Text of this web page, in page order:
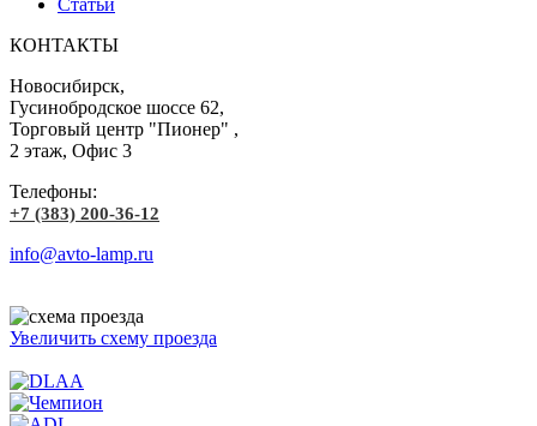
КОНТАКТЫ
Новосибирск,
Гусинобродское шоссе 62,
Торговый центр "Пионер" ,
2 этаж, Офис 3
Телефоны:
+7 (383) 200-36-12
info@avto-lamp.ru
Увеличить схему проезда